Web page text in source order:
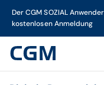
Der CGM SOZIAL
kostenlosen Anmeldung